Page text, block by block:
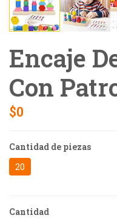
Encaje
Con
$0
Cantidad de piezas
20
Cantidad